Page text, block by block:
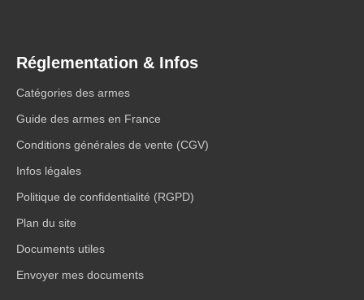
Réglementation & Infos
Catégories des armes
Guide des armes en France
Conditions générales de vente (CGV)
Infos légales
Politique de confidentialité (RGPD)
Plan du site
Documents utiles
Envoyer mes documents